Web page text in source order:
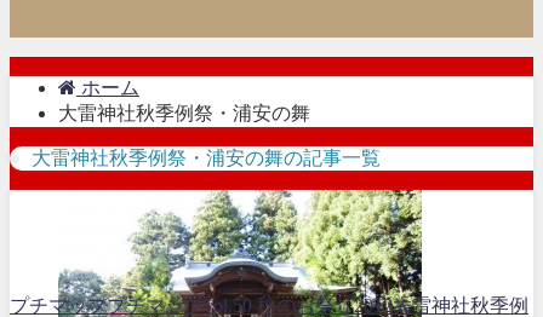
ホーム
大雷神社秋季例祭・浦安の舞
大雷神社秋季例祭・浦安の舞の記事一覧
プチマッププチマップvol.50 秋のお祭り2012大雷神社秋季例